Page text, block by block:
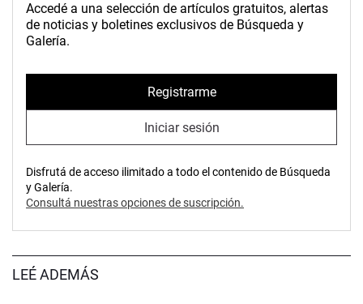
Accedé a una selección de artículos gratuitos, alertas
de noticias y boletines exclusivos de Búsqueda y
Galería.
Registrarme
Iniciar sesión
Disfrutá de acceso ilimitado a todo el contenido de Búsqueda
y Galería.
Consultá nuestras opciones de suscripción.
LEÉ ADEMÁS